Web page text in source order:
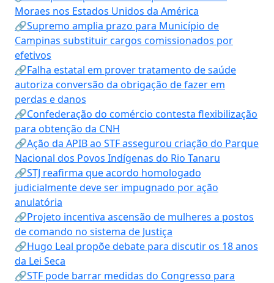
Moraes nos Estados Unidos da América
🔗Supremo amplia prazo para Município de
Campinas substituir cargos comissionados por
efetivos
🔗Falha estatal em prover tratamento de saúde
autoriza conversão da obrigação de fazer em
perdas e danos
🔗Confederação do comércio contesta flexibilização
para obtenção da CNH
🔗Ação da APIB ao STF assegurou criação do Parque
Nacional dos Povos Indígenas do Rio Tanaru
🔗STJ reafirma que acordo homologado
judicialmente deve ser impugnado por ação
anulatória
🔗Projeto incentiva ascensão de mulheres a postos
de comando no sistema de Justiça
🔗Hugo Leal propõe debate para discutir os 18 anos
da Lei Seca
🔗STF pode barrar medidas do Congresso para